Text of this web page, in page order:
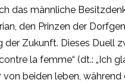
das männliche
den Prinzen der
Zukunft. Dieses Duell
la femme“ (dt.: „Ich
beiden leben,